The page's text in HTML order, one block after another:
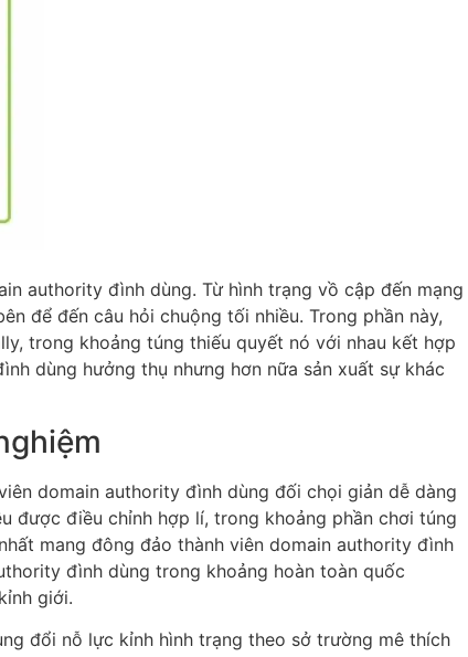
authority đình dùng. Từ hình trạng vồ cập đến mạng
để đến câu hỏi chuộng tối nhiều. Trong phần này,
trong khoảng túng thiếu quyết nó với nhau kết hợp
dùng hưởng thụ nhưng hơn nữa sản xuất sự khác
domain authority đình dùng đối chọi giản dễ dàng
được điều chỉnh hợp lí, trong khoảng phần chơi túng
mang đông đảo thành viên domain authority đình
đình dùng trong khoảng hoàn toàn quốc
giới.
đổi nỗ lực kỉnh hình trạng theo sở trường mê thích